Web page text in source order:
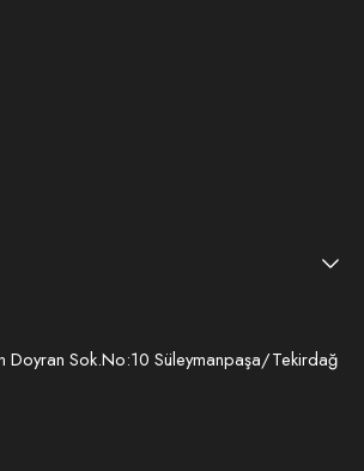
Doyran Sok.No:10 Süleymanpaşa/Tekirdağ